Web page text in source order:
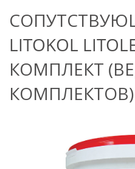
LITOKOL
КОМПЛЕКТ
КОМПЛЕКТОВ)